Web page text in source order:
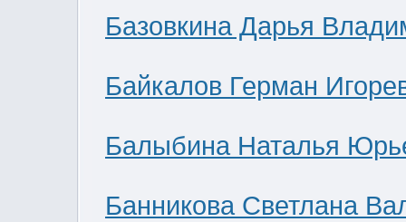
Базовкина Дарья
Байкалов Герман
Балыбина Наталья
Банникова Светлана